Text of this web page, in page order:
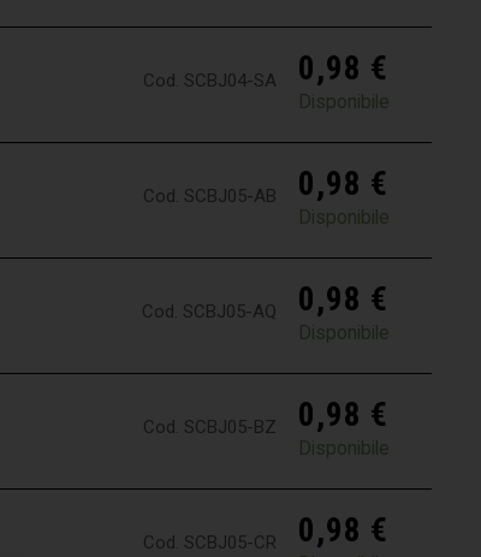
Cod. SCBJ04-SA 0,98 €
Disponibile
Cod. SCBJ05-AB 0,98 €
Disponibile
Cod. SCBJ05-AQ 0,98 €
Disponibile
Cod. SCBJ05-BZ 0,98 €
Disponibile
Cod. SCBJ05-CR 0,98 €